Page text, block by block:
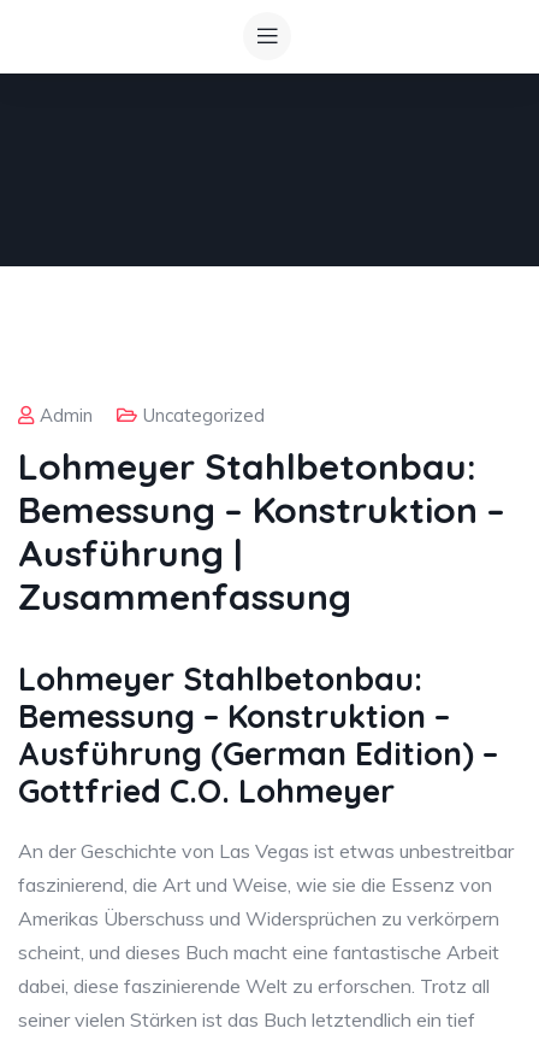
Admin Uncategorized
Lohmeyer Stahlbetonbau:
Bemessung – Konstruktion –
Ausführung |
Zusammenfassung
Lohmeyer Stahlbetonbau:
Bemessung – Konstruktion –
Ausführung (German Edition) –
Gottfried C.O. Lohmeyer
An der Geschichte von Las Vegas ist etwas unbestreitbar
faszinierend, die Art und Weise, wie sie die Essenz von
Amerikas Überschuss und Widersprüchen zu verkörpern
scheint, und dieses Buch macht eine fantastische Arbeit
dabei, diese faszinierende Welt zu erforschen. Trotz all
seiner vielen Stärken ist das Buch letztendlich ein tief